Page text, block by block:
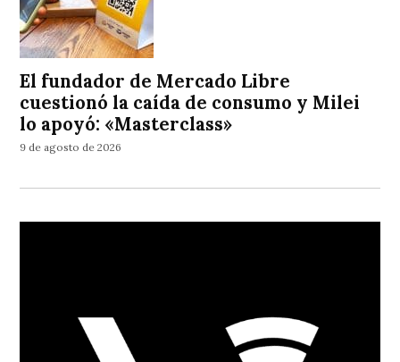
El fundador de Mercado Libre
cuestionó la caída de consumo y Milei
lo apoyó: «Masterclass»
9 de agosto de 2026